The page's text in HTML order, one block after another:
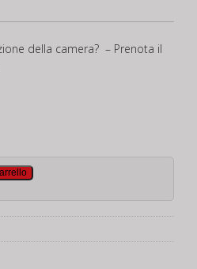
della camera? – Prenota il